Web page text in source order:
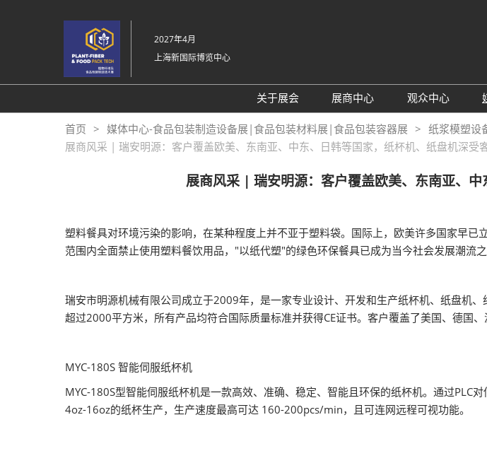
转
至
容
2027年4月
上海新国际博览中心
关于展会
展会介绍
展品范围
交通信息
往届回顾
展商中心
参展申请
为何参展
观众范围
观众中心
观众预登记
TAP特邀买
为何参观
首页 媒体中心-食品包装制造设备展|食品包装材料展|食品包装容器展
纸浆模塑设
展商风采 | 瑞安明源：客户覆盖欧美、东南亚、中东、日韩等国家，纸杯机、纸盘机深受
展商风采 | 瑞安明源：客户覆盖欧美、东南亚、
塑料餐具对环境污染的影响，在某种程度上并不亚于塑料袋。国际上，欧美许多国家早
范围内全面禁止使用塑料餐饮用品，"以纸代塑"的绿色环保餐具已成为当今社会发展潮流之
瑞安市明源机械有限公司成立于2009年，是一家专业设计、开发和生产纸杯机、纸盘机
超过2000平方米，所有产品均符合国际质量标准并获得CE证书。客户覆盖了美国、德国
MYC-180S 智能伺服纸杯机
MYC-180S型智能伺服纸杯机是一款高效、准确、稳定、智能且环保的纸杯机。通过
4oz-16oz的纸杯生产，生产速度最高可达 160-200pcs/min，且可连网远程可视功能。